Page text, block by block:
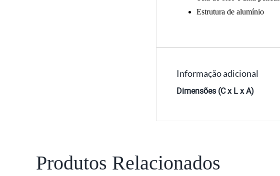
Estrutura de alumínio
Informação adicional
Dimensões (C x L x A)
Produtos Relacionados